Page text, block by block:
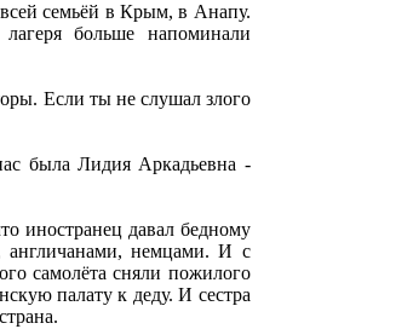
семьёй в Крым, в Анапу.
больше напоминали
Если ты не слушал злого
была Лидия Аркадьевна -
иностранец давал бедному
англичанами, немцами. И с
самолёта сняли пожилого
палату к деду. И сестра